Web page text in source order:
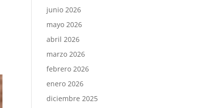
junio 2026
mayo 2026
abril 2026
marzo 2026
febrero 2026
enero 2026
diciembre 2025